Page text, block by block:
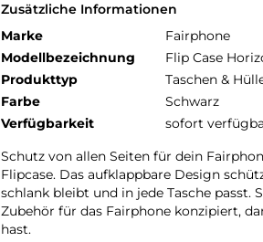
Zusätzliche Informationen
Marke
Fairphone
Modellbezeichnung
Flip Case
Produkttyp
Taschen &
Farbe
Schwarz
Verfügbarkeit
sofort
Schutz von allen Seiten für dein
Flipcase. Das aufklappbare Design
schlank bleibt und in jede Tasche passt.
Zubehör für das Fairphone konzipiert,
hast.